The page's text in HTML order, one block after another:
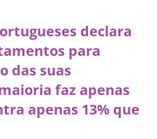
declara
para
das suas
faz apenas
apenas 13% que